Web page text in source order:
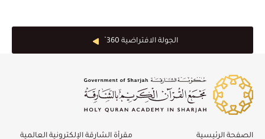
الجولة الافتراضية 360 ْ
الصفحة الرئيسية مقرأة الشارقة الإلكترونية العالمية